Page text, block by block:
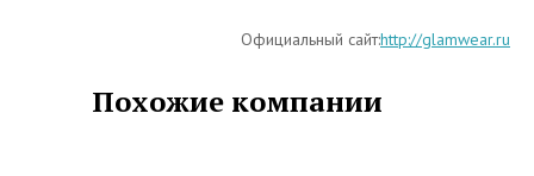
расположена в
GlamWear Boutique
66
Официальный сайт:http://glamwear.ru
Похожие компании